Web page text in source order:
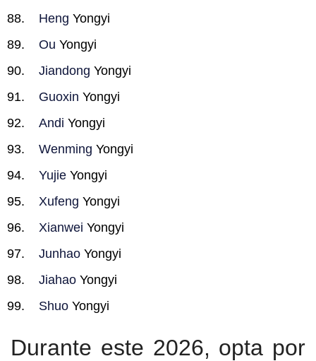
Heng Yongyi
Ou Yongyi
Jiandong Yongyi
Guoxin Yongyi
Andi Yongyi
Wenming Yongyi
Yujie Yongyi
Xufeng Yongyi
Xianwei Yongyi
Junhao Yongyi
Jiahao Yongyi
Shuo Yongyi
Durante este 2026, opta por